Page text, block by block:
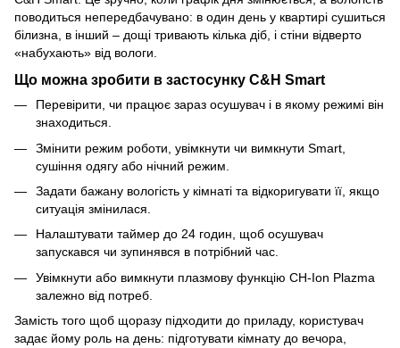
поводиться непередбачувано: в один день у квартирі сушиться
білизна, в інший – дощі тривають кілька діб, і стіни відверто
«набухають» від вологи.
Що можна зробити в застосунку C&H Smart
Перевірити, чи працює зараз осушувач і в якому режимі він
знаходиться.
Змінити режим роботи, увімкнути чи вимкнути Smart,
сушіння одягу або нічний режим.
Задати бажану вологість у кімнаті та відкоригувати її, якщо
ситуація змінилася.
Налаштувати таймер до 24 годин, щоб осушувач
запускався чи зупинявся в потрібний час.
Увімкнути або вимкнути плазмову функцію CH-Ion Plazma
залежно від потреб.
Замість того щоб щоразу підходити до приладу, користувач
задає йому роль на день: підготувати кімнату до вечора,